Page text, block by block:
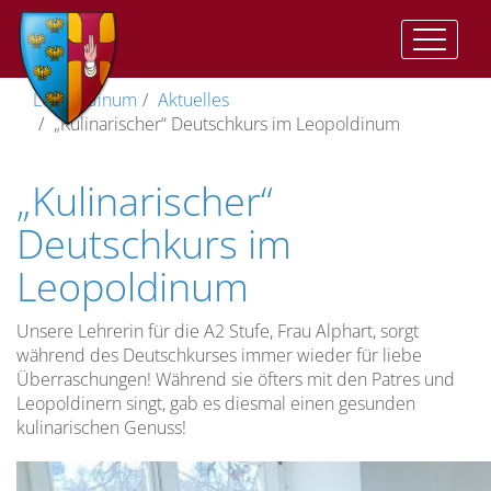
Auftrag
und
Ziel
Der
Auftrag
der
Priesterausbildung
Die
Dimension
der
Priesterausbildung
Menschliche
Reifung
Lebens
und
Studienordnung
Vorwort
Gemeinsame
Pflege
des
geistlichen
Lebens
Studium
Die
Prüfungszeit
Lehramtliche
Dokumente
II.
Vat:
Presbyterorum
II.
Vat:
Optatam
Totius
Pastores
Dabo
vobis
Rahmenordnung
Spiritualität
Geistliche
Ausbildung
Leben
Im
Herzen
Katharinenkapelle
Anbetungskapelle
Josef)
Stiftskirche
Kreuzkirche
Kreuzweg
im
Leopoldinum
Leitung
Träger
Direktor
Vizedirektor
Spiritual
Vize-
Spiritual
Unsere
Gemeinschaft…
Anreise
Leopoldinum
Aktuelles
„Kulinarischer“ Deutschkurs im Leopoldinum
„Kulinarischer“
Deutschkurs im
Leopoldinum
Unsere Lehrerin für die A2 Stufe, Frau Alphart, sorgt
während des Deutschkurses immer wieder für liebe
Überraschungen! Während sie öfters mit den Patres und
Leopoldinern singt, gab es diesmal einen gesunden
kulinarischen Genuss!